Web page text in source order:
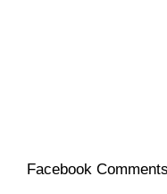
Facebook Comments